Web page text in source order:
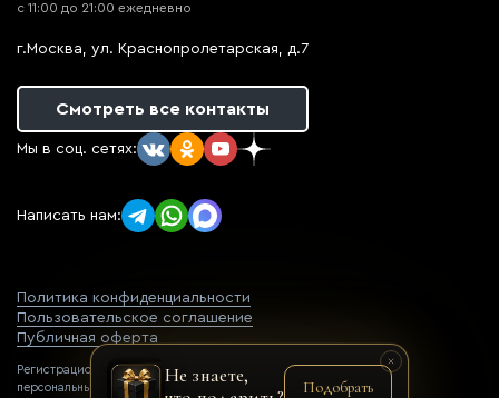
с 11:00 до 21:00 ежедневно
г.Москва, ул. Краснопролетарская, д.7
Смотреть все контакты
Мы в соц. сетях:
Написать нам:
Политика конфиденциальности
Пользовательское соглашение
Публичная оферта
Регистрационный номер оператора
персональных данных: 77-22-069752
Не знаете,
Подобрать